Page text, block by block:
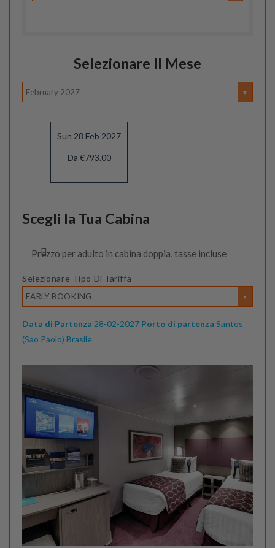
Selezionare Il Mese
February 2027
Sun 28 Feb 2027
Da €793.00
Scegli la Tua Cabina
Prezzo per adulto in cabina doppia, tasse incluse
Selezionare Tipo Di Tariffa
EARLY BOOKING
Data di Partenza 28-02-2027 Porto di partenza Santos
(Sao Paolo) Brasile